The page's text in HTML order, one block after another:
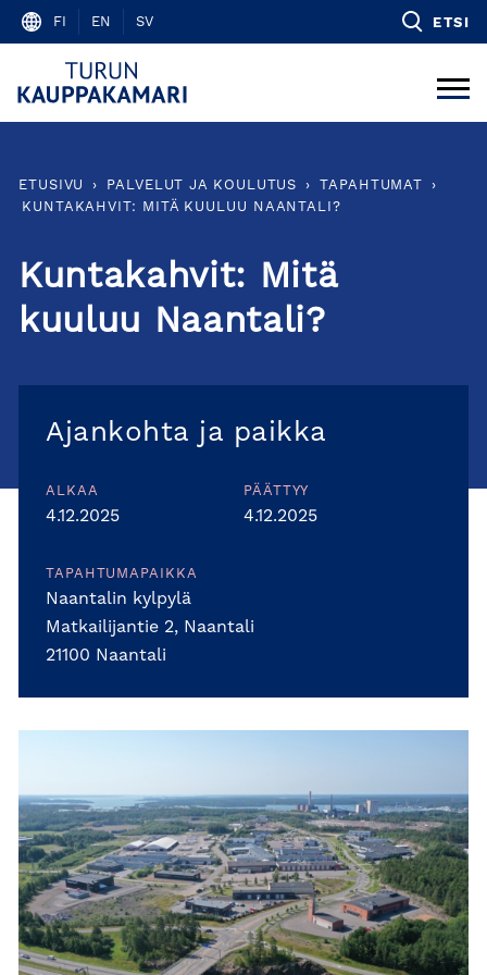
Skip
content
FI EN SV ETSI
ETUSIVU › PALVELUT JA KOULUTUS › TAPAHTUMAT
›
KUNTAKAHVIT: MITÄ KUULUU NAANTALI?
Kuntakahvit: Mitä
kuuluu Naantali?
Ajankohta ja paikka
ALKAA
4.12.2025
PÄÄTTYY
4.12.2025
TAPAHTUMAPAIKKA
Naantalin kylpylä
Matkailijantie 2, Naantali
21100 Naantali